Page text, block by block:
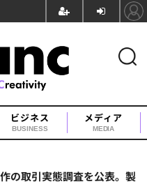
ビジネス
BUSINESS
メディア
MEDIA
の取引実態調査を公表。製